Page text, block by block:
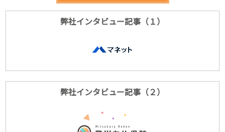
弊社インタビュー記事（１）
弊社インタビュー記事（２）